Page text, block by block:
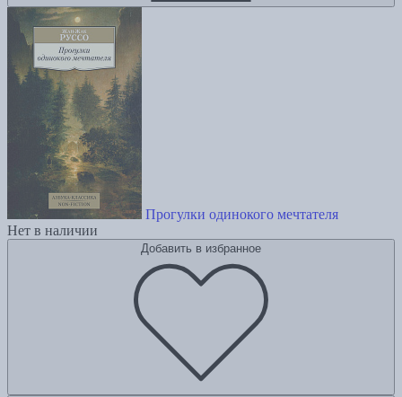
Прогулки одинокого мечтателя
Нет в наличии
Добавить в избранное